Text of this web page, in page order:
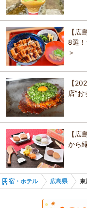
尾道駅
備後本庄駅
府中駅
福山駅
大な制海権を握っていた。
との交易でその富を築いた
【料金】 大人: 330円 子供:
【広
8選
＞
【
店”
【広
から
宿・ホテル 広島県 東